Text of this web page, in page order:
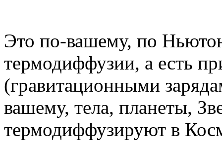
Это по-вашему, по
термодиффузии, а есть
(гравитационными
вашему, тела, планеты,
термодиффузируют в